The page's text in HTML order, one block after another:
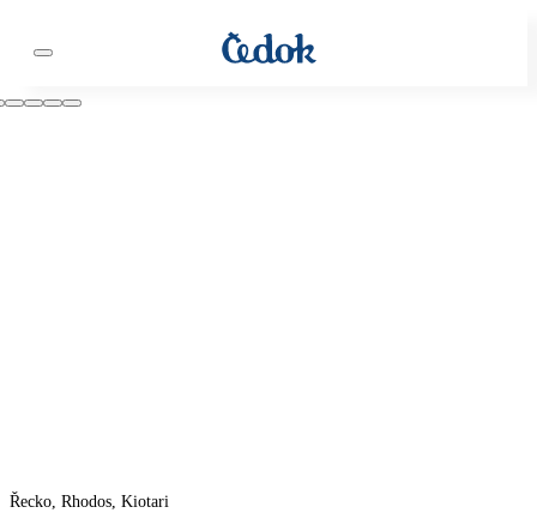
Řecko, Rhodos, Kiotari